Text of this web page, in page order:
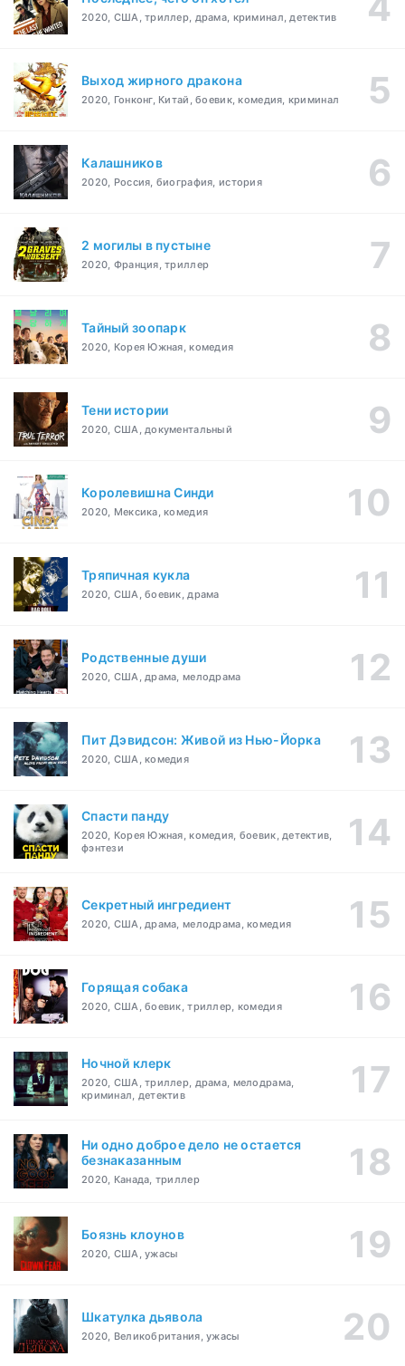
2020, США, триллер, драма, криминал, детектив
Выход жирного дракона
2020, Гонконг, Китай, боевик, комедия, криминал
Калашников
2020, Россия, биография, история
2 могилы в пустыне
2020, Франция, триллер
Тайный зоопарк
2020, Корея Южная, комедия
Тени истории
2020, США, документальный
Королевишна Синди
2020, Мексика, комедия
Тряпичная кукла
2020, США, боевик, драма
Родственные души
2020, США, драма, мелодрама
Пит Дэвидсон: Живой из Нью-Йорка
2020, США, комедия
Спасти панду
2020, Корея Южная, комедия, боевик, детектив,
фэнтези
Секретный ингредиент
2020, США, драма, мелодрама, комедия
Горящая собака
2020, США, боевик, триллер, комедия
Ночной клерк
2020, США, триллер, драма, мелодрама,
криминал, детектив
Ни одно доброе дело не остается
безнаказанным
2020, Канада, триллер
Боязнь клоунов
2020, США, ужасы
Шкатулка дьявола
2020, Великобритания, ужасы